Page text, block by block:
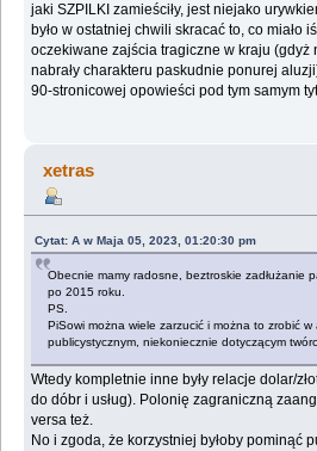
jaki SZPILKI zamieściły, jest niejako
było w ostatniej chwili skracać to, co miało
oczekiwane zajścia tragiczne w kraju (gdyż
nabrały charakteru paskudnie ponurej
90-stronicowej opowieści pod tym samym
xetras
Cytat: A w Maja 05, 2023, 01:20:30 pm
Obecnie mamy radosne, beztroskie zadłużanie
po 2015 roku.
PS.
PiSowi można wiele zarzucić i można to zrobić w
publicystycznym, niekoniecznie dotyczącym
Wtedy kompletnie inne były relacje dolar/
do dóbr i usług). Polonię zagraniczną
versa też.
No i zgoda, że korzystniej byłoby pominąć